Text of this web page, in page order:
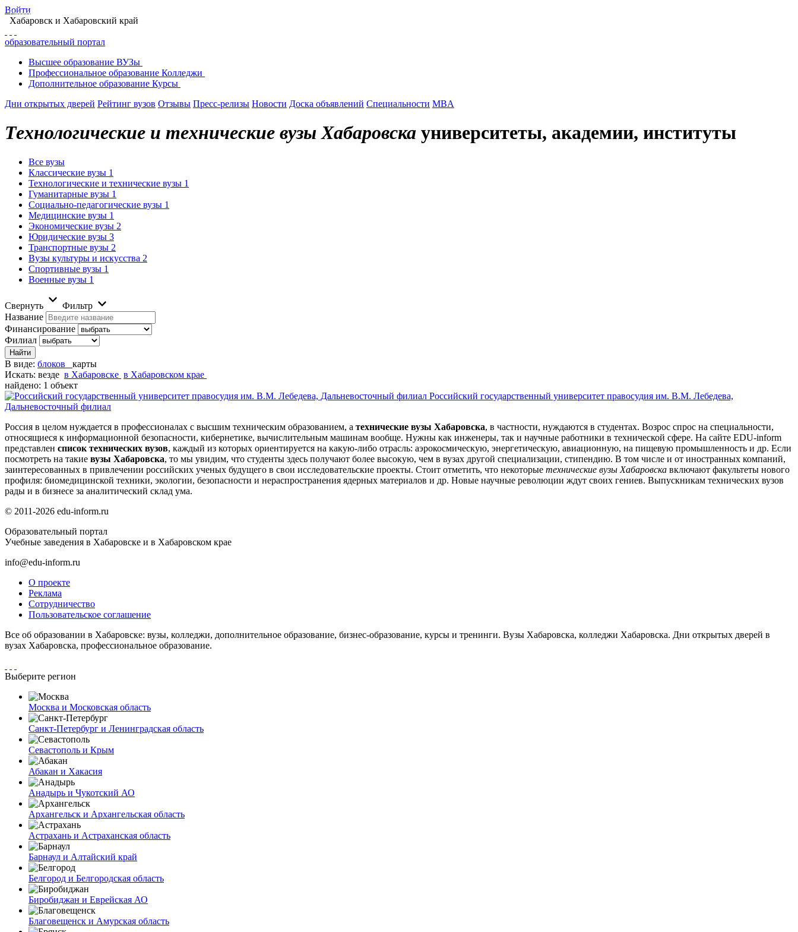
Войти
Хабаровск и Хабаровский край
образовательный портал
Высшее образование ВУЗы
Профессиональное образование Колледжи
Дополнительное образование Курсы
Дни открытых дверей Рейтинг вузов Отзывы Пресс-релизы Новости Доска объявлений Специальности MBA
Технологические и технические вузы Хабаровска университеты, академии, институты
Главная
Все вузы
Классические вузы 1
Технологические и технические вузы 1
Гуманитарные вузы 1
Социально-педагогические вузы 1
Медицинские вузы 1
Экономические вузы 2
Юридические вузы 3
Транспортные вузы 2
Вузы культуры и искусства 2
Спортивные вузы 1
Военные вузы 1
Свернуть
Фильтр
Название
Финансирование
Филиал
В виде: блоков
карты
Искать: везде в Хабаровске в Хабаровском крае
найдено: 1 объект
Российский государственный университет правосудия им. В.М. Лебедева,
Дальневосточный филиал
Россия в целом нуждается в профессионалах с высшим техническим образованием, а технические вузы Хабаровска, в частности, нуждаются в студентах. Возрос спрос на специальности,
относящиеся к информационной безопасности, кибернетике, вычислительным машинам вообще. Нужны как инженеры, так и научные работники в технической сфере. На сайте EDU-inform
представлен список технических вузов, каждый из которых ориентируется на какую-либо отрасль: аэрокосмическую, энергетическую, авиационную, на пищевую промышленность и др. Если
посмотреть на такие вузы Хабаровска, то мы увидим, что студенты здесь получают более высокую, чем в вузах другой специализации, стипендию. В том числе и от иностранных компаний,
заинтересованных в привлечении российских ученых будущего в свои исследовательские проекты. Стоит отметить, что некоторые технические вузы Хабаровска включают факультеты нового
профиля: биомедицинской техники, экологии, безопасности и нераспространения ядерных материалов и др. Новые научные революции ждут своих гениев. Выпускникам технических вузов
рады и в бизнесе за аналитический склад ума.
© 2011-2026 edu-inform.ru
Образовательный портал
Учебные заведения в Хабаровске и в Хабаровском крае
info@edu-inform.ru
О проекте
Реклама
Сотрудничество
Пользовательское соглашение
Все об образовании в Хабаровске: вузы, колледжи, дополнительное образование, бизнес-образование, курсы и тренинги. Вузы Хабаровска, колледжи Хабаровска. Дни открытых дверей в
вузах Хабаровска, профессиональное образование.
Выберите регион
Москва и Московская область
Санкт-Петербург и Ленинградская область
Севастополь и Крым
Абакан и Хакасия
Анадырь и Чукотский АО
Архангельск и Архангельская область
Астрахань и Астраханская область
Барнаул и Алтайский край
Белгород и Белгородская область
Биробиджан и Еврейская АО
Благовещенск и Амурская область